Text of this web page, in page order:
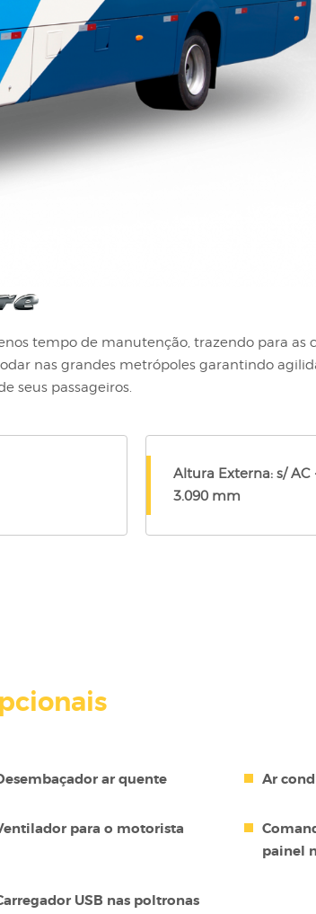
tempo de manutenção, trazendo para as
nas grandes metrópoles garantindo
seus passageiros.
Altura Externa: s/ AC
3.090 mm
ar quente Ar
para o motorista
painel
USB nas poltronas